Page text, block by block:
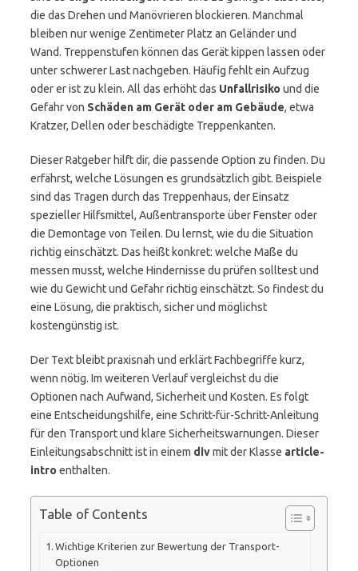
die das Drehen und Manövrieren blockieren. Manchmal
bleiben nur wenige Zentimeter Platz an Geländer und
Wand. Treppenstufen können das Gerät kippen lassen oder
unter schwerer Last nachgeben. Häufig fehlt ein Aufzug
oder er ist zu klein. All das erhöht das Unfallrisiko und die
Gefahr von Schäden am Gerät oder am Gebäude, etwa
Kratzer, Dellen oder beschädigte Treppenkanten.
Dieser Ratgeber hilft dir, die passende Option zu finden. Du
erfährst, welche Lösungen es grundsätzlich gibt. Beispiele
sind das Tragen durch das Treppenhaus, der Einsatz
spezieller Hilfsmittel, Außentransporte über Fenster oder
die Demontage von Teilen. Du lernst, wie du die Situation
richtig einschätzt. Das heißt konkret: welche Maße du
messen musst, welche Hindernisse du prüfen solltest und
wie du Gewicht und Gefahr richtig einschätzt. So findest du
eine Lösung, die praktisch, sicher und möglichst
kostengünstig ist.
Der Text bleibt praxisnah und erklärt Fachbegriffe kurz,
wenn nötig. Im weiteren Verlauf vergleichst du die
Optionen nach Aufwand, Sicherheit und Kosten. Es folgt
eine Entscheidungshilfe, eine Schritt-für-Schritt-Anleitung
für den Transport und klare Sicherheitswarnungen. Dieser
Einleitungsabschnitt ist in einem divmit der Klasse article-
intro enthalten.
Table of Contents
Wichtige Kriterien zur Bewertung der Transport-
Optionen